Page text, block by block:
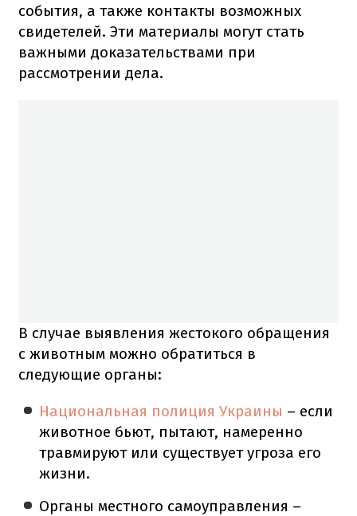
события, а также контакты возможных
свидетелей. Эти материалы могут стать
важными доказательствами при
рассмотрении дела.
В случае выявления жестокого обращения
с животным можно обратиться в
следующие органы:
Национальная полиция Украины – если
животное бьют, пытают, намеренно
травмируют или существует угроза его
жизни.
Органы местного самоуправления –